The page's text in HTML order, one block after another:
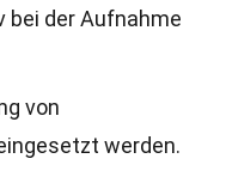
der Aufnahme
von
werden.